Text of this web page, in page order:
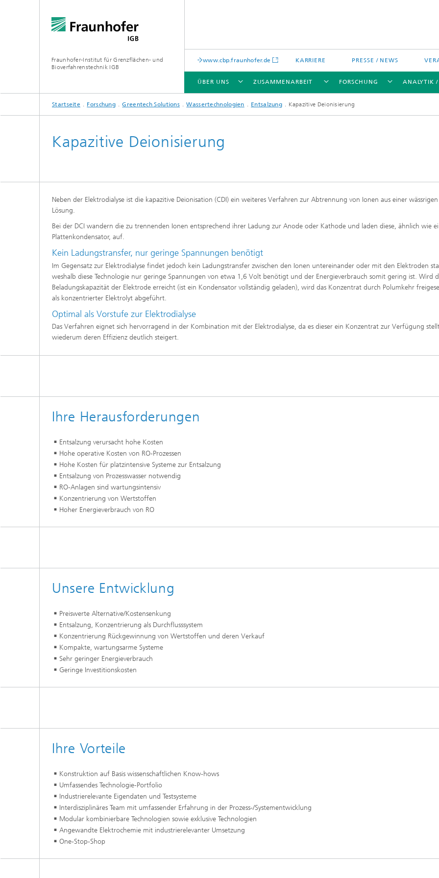
Fraunhofer-Institut für Grenzflächen- und
Bioverfahrenstechnik IGB
www.cbp.fraunhofer.de KARRIERE PRESSE / NEWS
ÜBER UNS
ÜBER UNS
ZUSAMMENARBEIT
ZUSAMMENARBEIT
FORSCHUNG
FORSCHUNG
Beschichtungen und
Verfahren
Dreidimensionale (3D) Hautmodelle
Dreidimensionale (3D) Mikrogewebe:
Hochlastfaulung von
Rückgewinnung von Nährstoffen
Reststoffströmen zur Herstellung
Biobasierte Polymere und Additive
Zukunftsmaterialien
Mikrobielle Katalyse
Algenbiotechnologie
ANALYTIK /
ANALYTIK / PRÜFUNG
Weitere analytische Methoden
PUBLIKATIONEN
Startseite Forschung Greentech Solutions Wassertechnologien Entsalzung Kapazitive Deionisierung
Kapazitive Deionisierung
Neben der Elektrodialyse ist die kapazitive Deionisation (CDI) ein weiteres Verfahren zur Abtrennung von Ionen aus einer wässrigen
Lösung.
Bei der DCI wandern die zu trennenden Ionen entsprechend ihrer Ladung zur Anode oder Kathode und laden diese, ähnlich wie
Plattenkondensator, auf.
Kein Ladungstransfer, nur geringe Spannungen benötigt
Im Gegensatz zur Elektrodialyse findet jedoch kein Ladungstransfer zwischen den Ionen untereinander oder mit den Elektroden
weshalb diese Technologie nur geringe Spannungen von etwa 1,6 Volt benötigt und der Energieverbrauch somit gering ist. Wird
Beladungskapazität der Elektrode erreicht (ist ein Kondensator vollständig geladen), wird das Konzentrat durch Polumkehr
als konzentrierter Elektrolyt abgeführt.
Optimal als Vorstufe zur Elektrodialyse
Das Verfahren eignet sich hervorragend in der Kombination mit der Elektrodialyse, da es dieser ein Konzentrat zur Verfügung
wiederum deren Effizienz deutlich steigert.
Ihre Herausforderungen
Entsalzung verursacht hohe Kosten
Hohe operative Kosten von RO-Prozessen
Hohe Kosten für platzintensive Systeme zur Entsalzung
Entsalzung von Prozesswasser notwendig
RO-Anlagen sind wartungsintensiv
Konzentrierung von Wertstoffen
Hoher Energieverbrauch von RO
Unsere Entwicklung
Preiswerte Alternative/Kostensenkung
Entsalzung, Konzentrierung als Durchflusssystem
Konzentrierung Rückgewinnung von Wertstoffen und deren Verkauf
Kompakte, wartungsarme Systeme
Sehr geringer Energieverbrauch
Geringe Investitionskosten
Ihre Vorteile
Konstruktion auf Basis wissenschaftlichen Know-hows
Umfassendes Technologie-Portfolio
Industrierelevante Eigendaten und Testsysteme
Interdisziplinäres Team mit umfassender Erfahrung in der Prozess-/Systementwicklung
Modular kombinierbare Technologien sowie exklusive Technologien
Angewandte Elektrochemie mit industrierelevanter Umsetzung
One-Stop-Shop